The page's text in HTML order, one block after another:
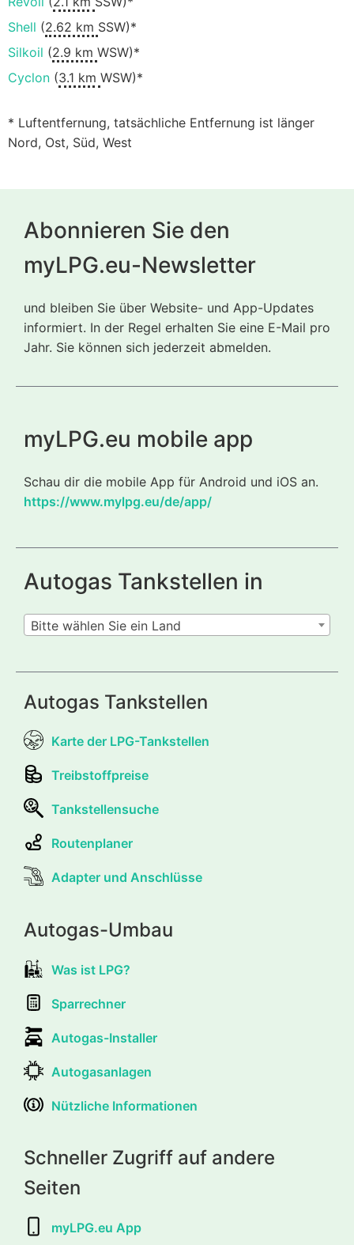
Shell (2.62 km SSW)*
Silkoil (2.9 km WSW)*
Cyclon (3.1 km WSW)*
* Luftentfernung, tatsächliche Entfernung ist länger
Nord, Ost, Süd, West
Abonnieren Sie den
myLPG.eu-Newsletter
und bleiben Sie über Website- und App-Updates
informiert. In der Regel erhalten Sie eine E-Mail pro
Jahr. Sie können sich jederzeit abmelden.
myLPG.eu mobile app
Schau dir die mobile App für Android und iOS an.
https://www.mylpg.eu/de/app/
Autogas Tankstellen in
Bitte wählen Sie ein Land
Autogas Tankstellen
Karte der LPG-Tankstellen
Treibstoffpreise
Tankstellensuche
Routenplaner
Adapter und Anschlüsse
Autogas-Umbau
Was ist LPG?
Sparrechner
Autogas-Installer
Autogasanlagen
Nützliche Informationen
Schneller Zugriff auf andere
Seiten
myLPG.eu App